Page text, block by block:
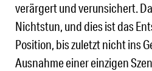
verärgert und verunsichert.
Nichtstun, und dies ist das
Position, bis zuletzt nicht ins
Ausnahme einer einzigen